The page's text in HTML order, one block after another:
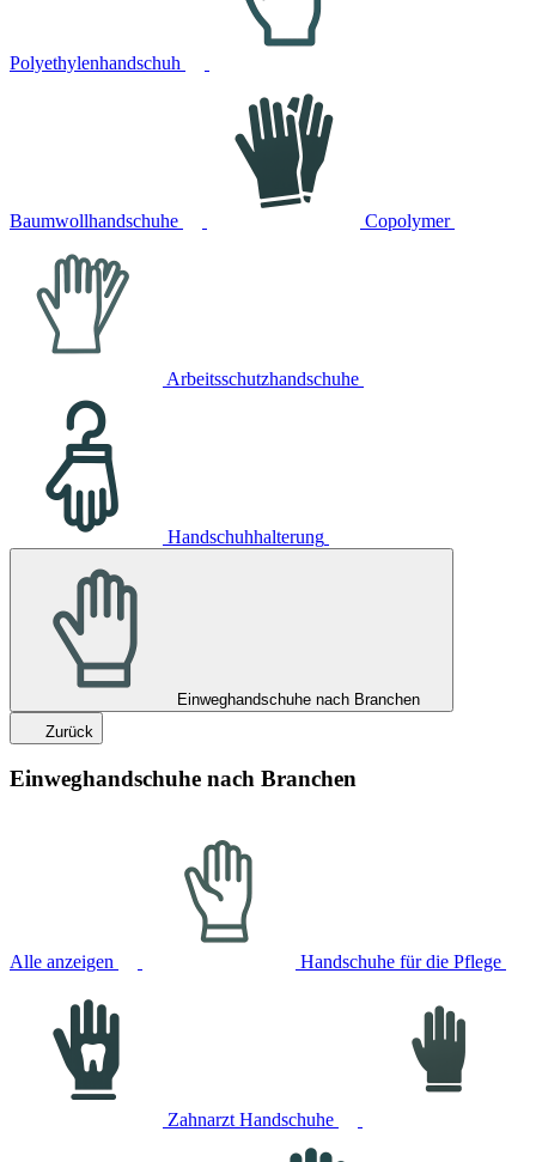
Polyethylenhandschuh
Baumwollhandschuhe Copolymer
Arbeitsschutzhandschuhe
Handschuhhalterung
Einweghandschuhe nach Branchen
Zurück
Einweghandschuhe nach Branchen
Alle anzeigen Handschuhe für die Pflege
Zahnarzt Handschuhe